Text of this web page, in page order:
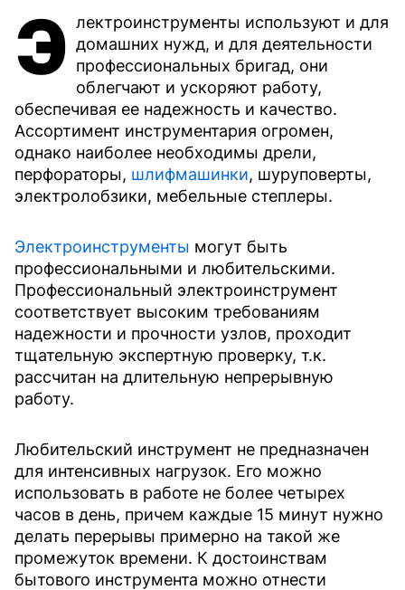
Э лектроинструменты используют и для
домашних нужд, и для деятельности
профессиональных бригад, они
облегчают и ускоряют работу,
обеспечивая ее надежность и качество.
Ассортимент инструментария огромен,
однако наиболее необходимы дрели,
перфораторы, шлифмашинки, шуруповерты,
электролобзики, мебельные степлеры.
Электроинструменты могут быть
профессиональными и любительскими.
Профессиональный электроинструмент
соответствует высоким требованиям
надежности и прочности узлов, проходит
тщательную экспертную проверку, т.к.
рассчитан на длительную непрерывную
работу.
Любительский инструмент не предназначен
для интенсивных нагрузок. Его можно
использовать в работе не более четырех
часов в день, причем каждые 15 минут нужно
делать перерывы примерно на такой же
промежуток времени. К достоинствам
бытового инструмента можно отнести